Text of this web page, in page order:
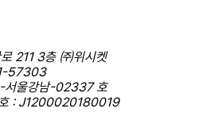
211 3층 ㈜위시켓
57303
서울강남-02337 호
호 : J1200020180019